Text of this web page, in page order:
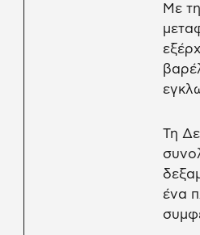
Με
Τη
ένα